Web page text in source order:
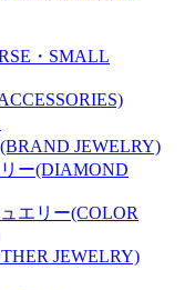
・SMALL
JEWELRY)
ー(DIAMOND
エリー(COLOR
JEWELRY)